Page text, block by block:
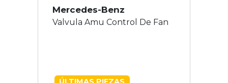
Mercedes-Benz
Valvula Amu Control De Fan